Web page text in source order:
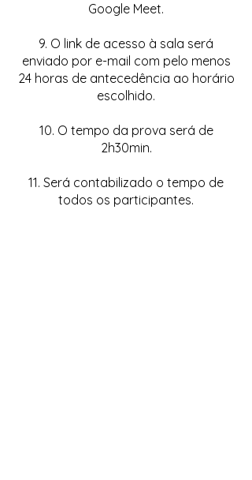
Google Meet.
9. O link de acesso à sala será
enviado por e-mail com pelo menos
24 horas de antecedência ao horário
escolhido.
10. O tempo da prova será de
2h30min.
11. Será contabilizado o tempo de
todos os participantes.